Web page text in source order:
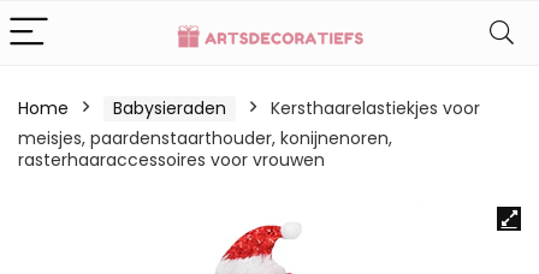
Home Babysieraden
Kersthaarelastiekjes voor
meisjes, paardenstaarthouder, konijnenoren,
rasterhaaraccessoires voor vrouwen